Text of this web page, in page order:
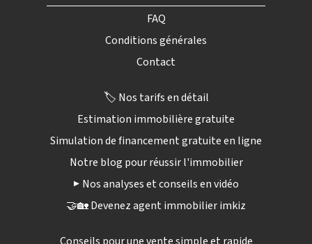
FAQ
Conditions générales
Contact
🏷️ Nos tarifs en détail
Estimation immobilière gratuite
Simulation de financement gratuite en ligne
Notre blog pour réussir l'immobilier
▶️ Nos analyses et conseils en vidéo
🤝🏡 Devenez agent immobilier imkiz